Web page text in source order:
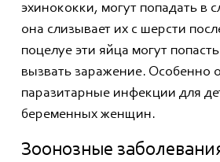
эхинококки, могут попадать в
она слизывает их с шерсти
поцелуе эти яйца могут
вызвать заражение. Особенно
паразитарные инфекции для
беременных женщин.
Зоонозные